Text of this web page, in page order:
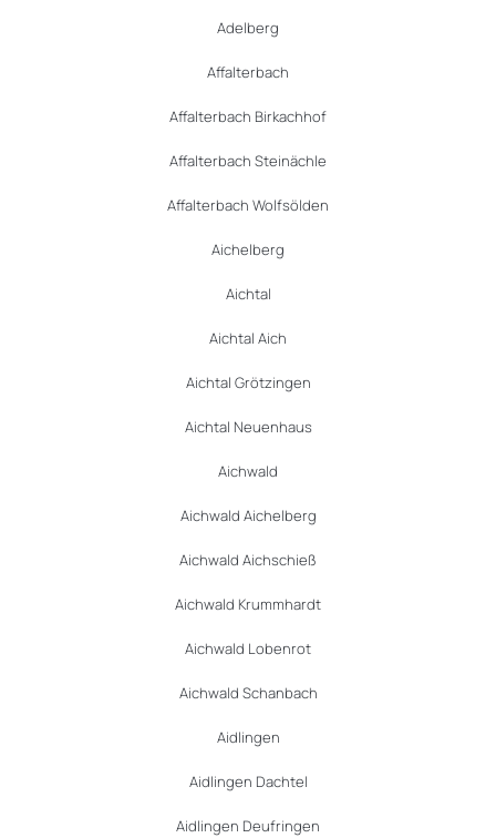
Adelberg
Affalterbach
Affalterbach Birkachhof
Affalterbach Steinächle
Affalterbach Wolfsölden
Aichelberg
Aichtal
Aichtal Aich
Aichtal Grötzingen
Aichtal Neuenhaus
Aichwald
Aichwald Aichelberg
Aichwald Aichschieß
Aichwald Krummhardt
Aichwald Lobenrot
Aichwald Schanbach
Aidlingen
Aidlingen Dachtel
Aidlingen Deufringen